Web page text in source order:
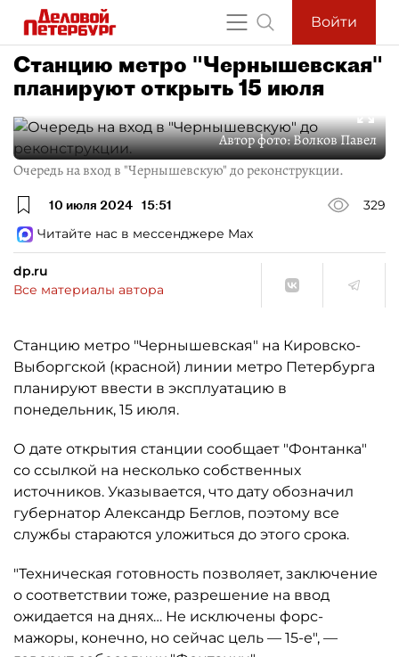
Войти
Станцию метро "Чернышевская"
планируют открыть 15 июля
Автор фото:Волков Павел
Очередь на вход в "Чернышевскую" до реконструкции.
10 июля 2024 15:51
329
Читайте нас в мессенджере Max
dp.ru
Все материалы автора
Станцию метро "Чернышевская" на Кировско-
Выборгской (красной) линии метро Петербурга
планируют ввести в эксплуатацию в
понедельник, 15 июля.
О дате открытия станции сообщает "Фонтанка"
со ссылкой на несколько собственных
источников. Указывается, что дату обозначил
губернатор Александр Беглов, поэтому все
службы стараются уложиться до этого срока.
"Техническая готовность позволяет, заключение
о соответствии тоже, разрешение на ввод
ожидается на днях… Не исключены форс-
мажоры, конечно, но сейчас цель — 15-е", —